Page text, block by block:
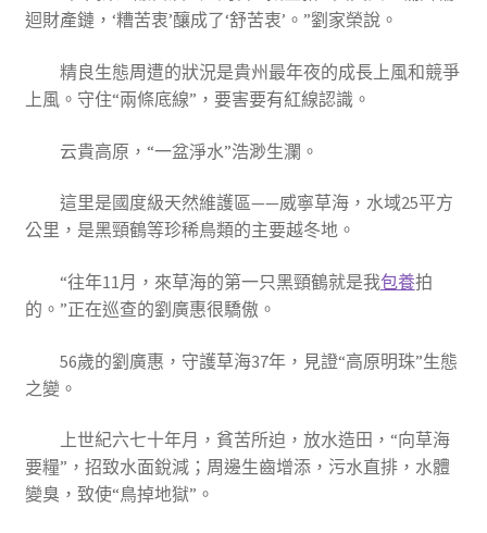
迴財產鏈，‘糟苦衷’釀成了‘舒苦衷’。”劉家榮說。
精良生態周遭的狀況是貴州最年夜的成長上風和競爭
上風。守住“兩條底線”，要害要有紅線認識。
云貴高原，“一盆淨水”浩渺生瀾。
這里是國度級天然維護區——威寧草海，水域25平方
公里，是黑頸鶴等珍稀鳥類的主要越冬地。
“往年11月，來草海的第一只黑頸鶴就是我包養拍
的。”正在巡查的劉廣惠很驕傲。
56歲的劉廣惠，守護草海37年，見證“高原明珠”生態
之變。
上世紀六七十年月，貧苦所迫，放水造田，“向草海
要糧”，招致水面銳減；周邊生齒增添，污水直排，水體
變臭，致使“鳥掉地獄”。